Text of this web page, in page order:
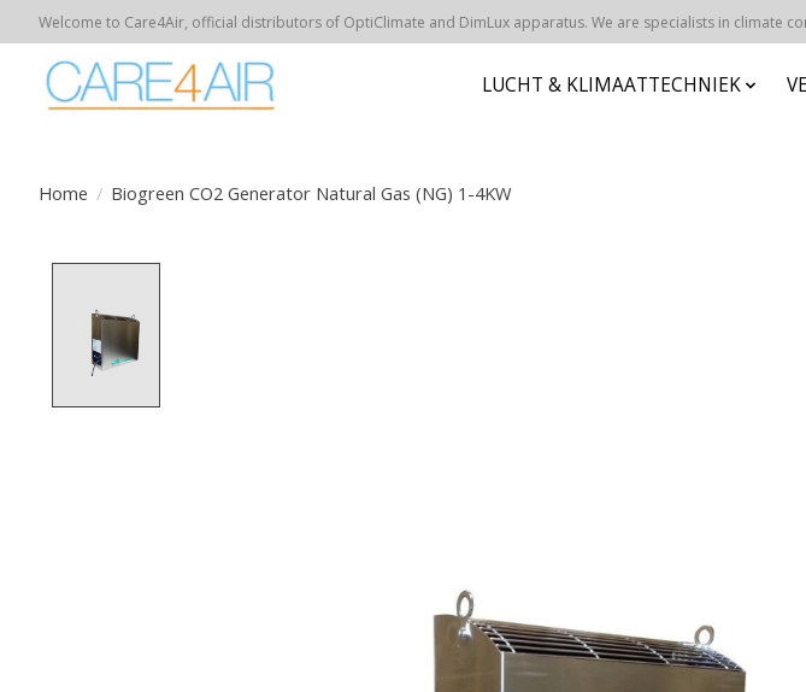
Welcome to Care4Air, official distributors of OptiClimate and DimLux apparatus. We are specialists in climate
LUCHT & KLIMAATTECHNIEK
Home / Biogreen CO2 Generator Natural Gas (NG) 1-4KW